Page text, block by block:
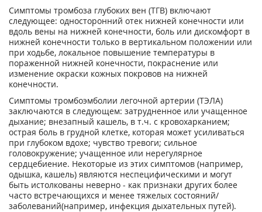
Симптомы тромбоза глубоких вен (ТГВ) включают
следующее: односторонний отек нижней конечности или
вдоль вены на нижней конечности, боль или дискомфорт в
нижней конечности только в вертикальном положении или
при ходьбе, локальное повышение температуры в
пораженной нижней конечности, покраснение или
изменение окраски кожных покровов на нижней
конечности.
Симптомы тромбоэмболии легочной артерии (ТЭЛА)
заключаются в следующем: затрудненное или учащенное
дыхание; внезапный кашель, в т.ч. с кровохарканием;
острая боль в грудной клетке, которая может усиливаться
при глубоком вдохе; чувство тревоги; сильное
головокружение; учащенное или нерегулярное
сердцебиение. Некоторые из этих симптомов (например,
одышка, кашель) являются неспецифическими и могут
быть истолкованы неверно - как признаки других более
часто встречающихся и менее тяжелых состояний/
заболеваний(например, инфекция дыхательных путей).